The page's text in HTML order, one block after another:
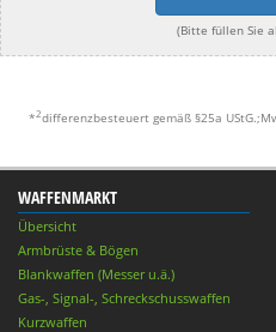
(Bitte füllen Sie
*2differenzbesteuert gemäß §25a
WAFFENMARKT
Übersicht
Armbrüste & Bögen
Blankwaffen (Messer u.ä.)
Gas-, Signal-, Schreckschusswaffen
Kurzwaffen